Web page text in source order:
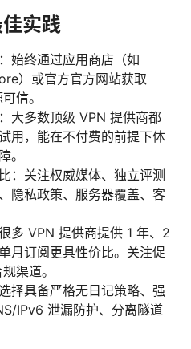
实践
始终通过应用商店（如
）或官方官方网站获取
信。
大多数顶级 VPN 提供商都
用，能在不付费的前提下体
。
：关注权威媒体、独立评测
隐私政策、服务器覆盖、客
多 VPN 提供商提供 1 年、2
月订阅更具性价比。关注促
渠道。
择具备严格无日记策略、强
IPv6 泄漏防护、分离隧道